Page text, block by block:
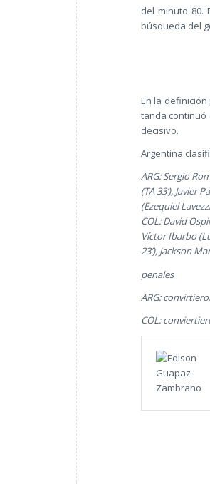
del minuto 80.
búsqueda del
En la
tanda continuó
decisivo.
Argentina
ARG: Sergio
(TA 33’), Javier
(Ezequiel
COL: David
Víctor Ibarbo
23’), Jackson
penales
ARG:
COL: